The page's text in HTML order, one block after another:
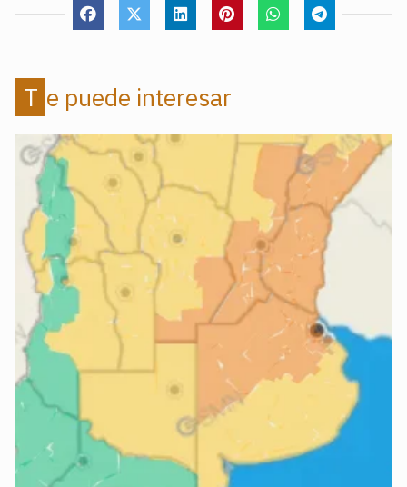
Te puede interesar